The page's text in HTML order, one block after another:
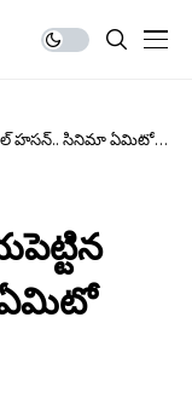
హ‌స‌న్‌.. సినిమా ఏమిటో
ఏమిటో